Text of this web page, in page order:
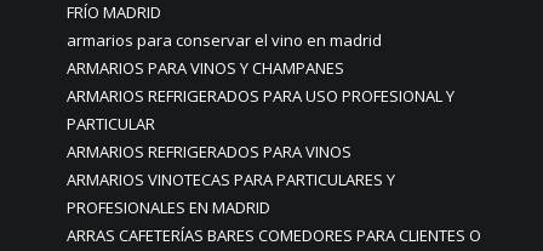
FRÍO MADRID
armarios para conservar el vino en madrid
ARMARIOS PARA VINOS Y CHAMPANES
ARMARIOS REFRIGERADOS PARA USO PROFESIONAL Y
PARTICULAR
ARMARIOS REFRIGERADOS PARA VINOS
ARMARIOS VINOTECAS PARA PARTICULARES Y
PROFESIONALES EN MADRID
ARRAS CAFETERÍAS BARES COMEDORES PARA CLIENTES O